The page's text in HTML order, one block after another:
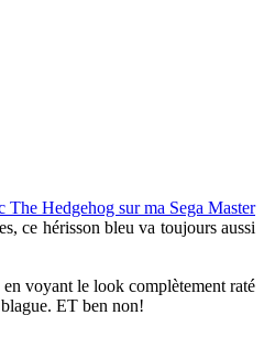
The Hedgehog sur ma Sega Master
ce hérisson bleu va toujours aussi
voyant le look complètement raté
ET ben non!